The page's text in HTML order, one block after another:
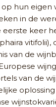
hun eigen
in de
eerste keer
vitifolii),
van de
van de